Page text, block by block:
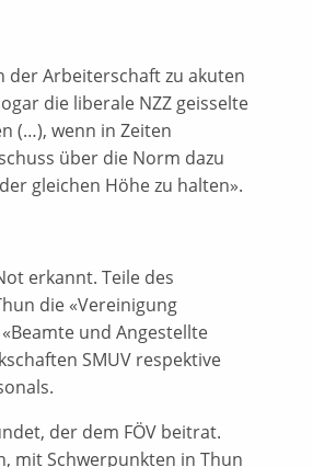
der Arbeiterschaft zu akuten
die liberale NZZ geisselte
(…), wenn in Zeiten
über die Norm dazu
gleichen Höhe zu halten».
erkannt. Teile des
die «Vereinigung
und Angestellte
SMUV respektive
der dem FÖV beitrat.
mit Schwerpunkten in Thun